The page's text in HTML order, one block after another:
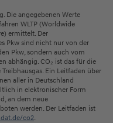
Die angegebenen Werte
WLTP (Worldwide
ermittelt. Der
Pkw sind nicht nur von der
Pkw, sondern auch vom
abhängig. CO₂ ist das für die
Ein Leitfaden über
aller in Deutschland
in elektronischer Form
an dem neue
werden. Der Leitfaden ist
co2.